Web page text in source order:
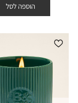
הוספה לסל